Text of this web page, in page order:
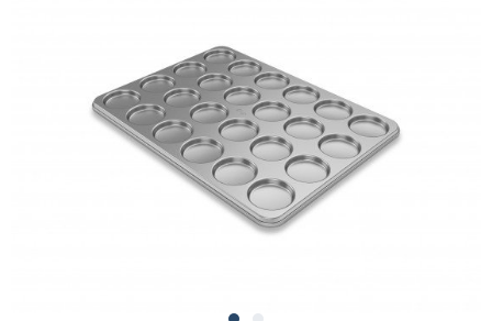
Rivestimenti e ricondizionamenti
Più Soluzioni
SI PREGA DI COMPILARE IL
MODULO SOTTOSTANTE PER
RICEVERE UNA COPIA GRATUITA
DEL DOCUMENTO RICHIESTO.